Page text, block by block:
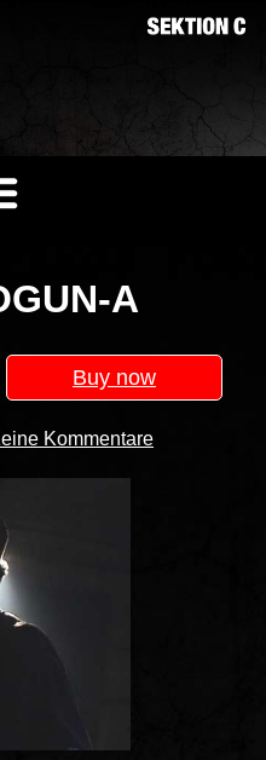
A
Buy now
Kommentare